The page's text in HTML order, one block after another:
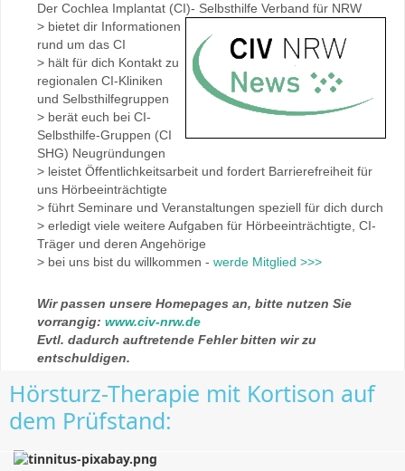
Der Cochlea Implantat (CI)- Selbsthilfe Verband für NRW
> bietet dir Informationen
rund um das CI
> hält für dich Kontakt zu
regionalen CI-Kliniken
und Selbsthilfegruppen
> berät euch bei CI-
Selbsthilfe-Gruppen (CI
SHG) Neugründungen
> leistet Öffentlichkeitsarbeit und fordert Barrierefreiheit für
uns Hörbeeinträchtigte
> führt Seminare und Veranstaltungen speziell für dich durch
> erledigt viele weitere Aufgaben für Hörbeeinträchtigte, CI-
Träger und deren Angehörige
> bei uns bist du willkommen - werde Mitglied >>>
Wir passen unsere Homepages an, bitte nutzen Sie
vorrangig: www.civ-nrw.de
Evtl. dadurch auftretende Fehler bitten wir zu
entschuldigen.
Hörsturz-Therapie mit Kortison auf
dem Prüfstand: